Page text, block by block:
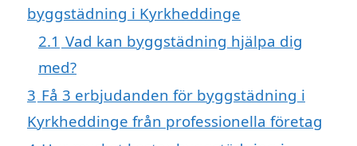
byggstädning i Kyrkheddinge
2.1 Vad kan byggstädning hjälpa dig
med?
3 Få 3 erbjudanden för byggstädning i
Kyrkheddinge från professionella företag